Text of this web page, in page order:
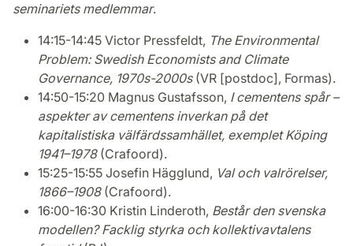
seminariets medlemmar.
14:15-14:45 Victor Pressfeldt, The Environmental
Problem: Swedish Economists and Climate
Governance, 1970s-2000s(VR [postdoc], Formas).
14:50-15:20 Magnus Gustafsson, I cementens spår –
aspekter av cementens inverkan på det
kapitalistiska välfärdssamhället, exemplet Köping
1941–1978(Crafoord).
15:25-15:55 Josefin Hägglund, Val och valrörelser,
1866–1908 (Crafoord).
16:00-16:30 Kristin Linderoth, Består den svenska
modellen? Facklig styrka och kollektivavtalens